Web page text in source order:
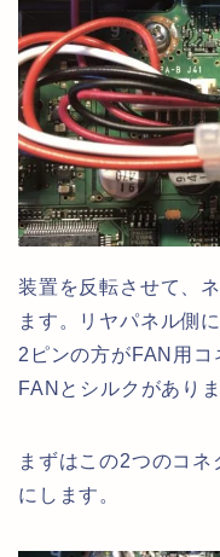
装置を反転させて、
ます。リヤパネル側
2ピンの方がFAN用
FANとシルクがありま
まずはこの2つのコネ
にします。